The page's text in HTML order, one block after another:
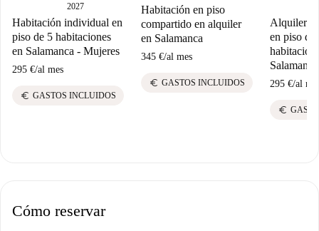
2027
Habitación individual en
piso de 5 habitaciones
en Salamanca - Mujeres
295 €/al mes
euro GASTOS INCLUIDOS
Habitación en piso
compartido en alquiler
en Salamanca
345 €/al mes
euro GASTOS INCLUIDOS
Alquiler
en piso de
295 €/al
euro
Cómo reservar